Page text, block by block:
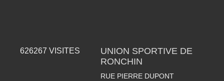
626267 VISITES
UNION SPORTIVE DE
RONCHIN
RUE PIERRE DUPONT